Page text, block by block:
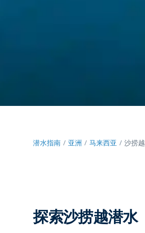
潜水指南 亚洲 马来西亚 沙捞越
探索沙捞越潜水